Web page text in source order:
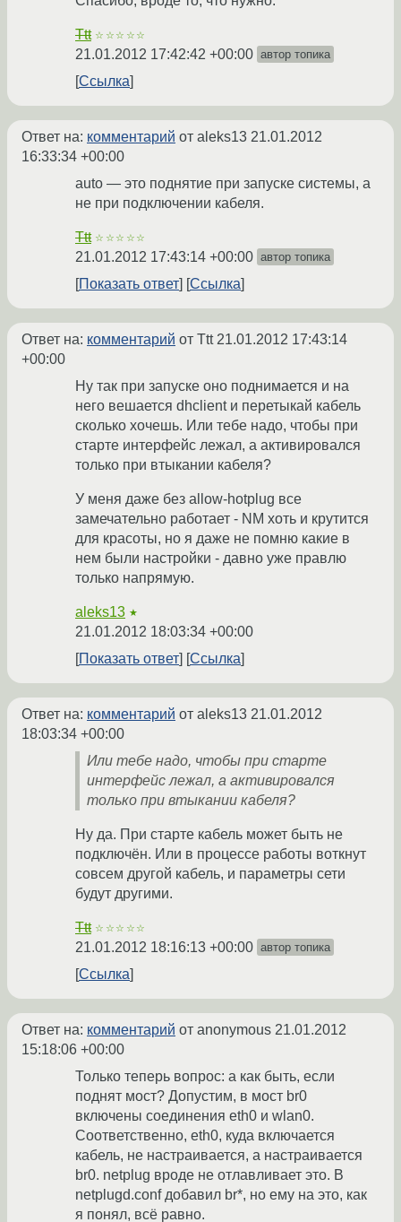
Ttt ☆☆☆☆☆
21.01.2012 17:42:42 +00:00 автор топика
Ссылка
Ответ на: комментарий от aleks13 21.01.2012
16:33:34 +00:00
auto — это поднятие при запуске системы, а
не при подключении кабеля.
Ttt ☆☆☆☆☆
21.01.2012 17:43:14 +00:00 автор топика
Показать ответ Ссылка
Ответ на: комментарий от Ttt21.01.2012 17:43:14
+00:00
Ну так при запуске оно поднимается и на
него вешается dhclient и перетыкай кабель
сколько хочешь. Или тебе надо, чтобы при
старте интерфейс лежал, а активировался
только при втыкании кабеля?
У меня даже без allow-hotplug все
замечательно работает - NM хоть и крутится
для красоты, но я даже не помню какие в
нем были настройки - давно уже правлю
только напрямую.
aleks13 ★
21.01.2012 18:03:34 +00:00
Показать ответ
Ссылка
Ответ на: комментарий от aleks13 21.01.2012
18:03:34 +00:00
Или тебе надо, чтобы при старте
интерфейс лежал, а активировался
только при втыкании кабеля?
Ну да. При старте кабель может быть не
подключён. Или в процессе работы воткнут
совсем другой кабель, и параметры сети
будут другими.
Ttt ☆☆☆☆☆
21.01.2012 18:16:13 +00:00 автор топика
Ссылка
Ответ на: комментарий от anonymous 21.01.2012
15:18:06 +00:00
Только теперь вопрос: а как быть, если
поднят мост? Допустим, в мост br0
включены соединения eth0 и wlan0.
Соответственно, eth0, куда включается
кабель, не настраивается, а настраивается
br0. netplug вроде не отлавливает это. В
netplugd.conf добавил br*, но ему на это, как
я понял, всё равно.